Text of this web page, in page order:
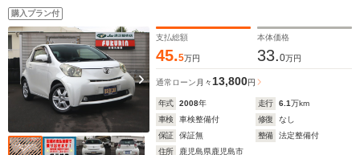
購入プラン付
支払総額
45.5万円
本体価格
33.0万円
通常ローン 月々13,800円
年式 2008年 走行 6.1万km
車検
車検整備付 修復
なし
保証
保証無 整備
法定整備付
住所
鹿児島県鹿児島市